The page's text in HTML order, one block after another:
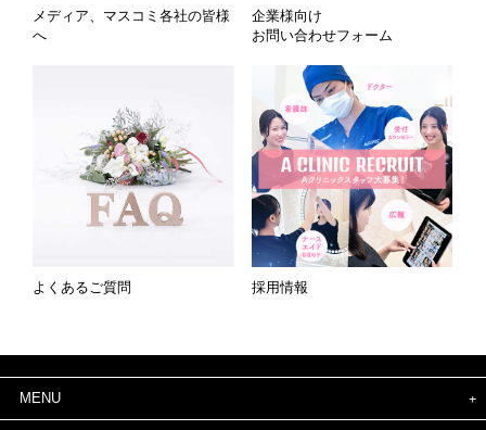
メディア、マスコミ各社の皆様
へ
企業様向け
お問い合わせフォーム
よくあるご質問 採用情報
MENU